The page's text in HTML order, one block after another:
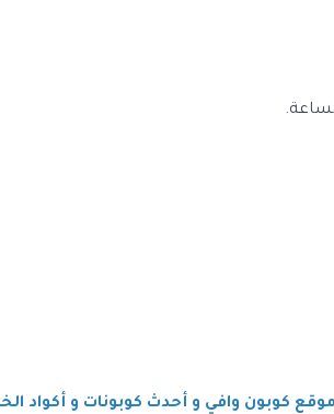
كوبون وافي و أحدث كوبونات و أكواد